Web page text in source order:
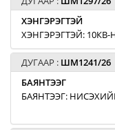
ХЭНГЭРЭГТЭЙ
ХЭНГЭРЭГТЭЙ:
ДУГААР : ШМ1241/26
БАЯНТЭЭГ
БАЯНТЭЭГ: